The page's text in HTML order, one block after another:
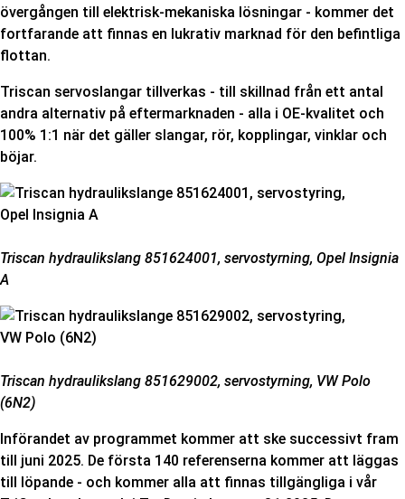
övergången till elektrisk-mekaniska lösningar - kommer det
fortfarande att finnas en lukrativ marknad för den befintliga
flottan.
Triscan servoslangar tillverkas - till skillnad från ett antal
andra alternativ på eftermarknaden - alla i OE-kvalitet och
100% 1:1 när det gäller slangar, rör, kopplingar, vinklar och
böjar.
Triscan hydraulikslang 851624001, servostyrning, Opel Insignia
A
Triscan hydraulikslang 851629002, servostyrning, VW Polo
(6N2)
Införandet av programmet kommer att ske successivt fram
till juni 2025. De första 140 referenserna kommer att läggas
till löpande - och kommer alla att finnas tillgängliga i vår